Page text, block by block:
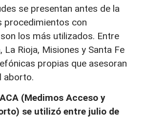
se presentan antes de la
procedimientos con
los más utilizados. Entre
La Rioja, Misiones y Santa Fe
propias que asesoran
aborto.
(Medimos Acceso y
se utilizó entre julio de